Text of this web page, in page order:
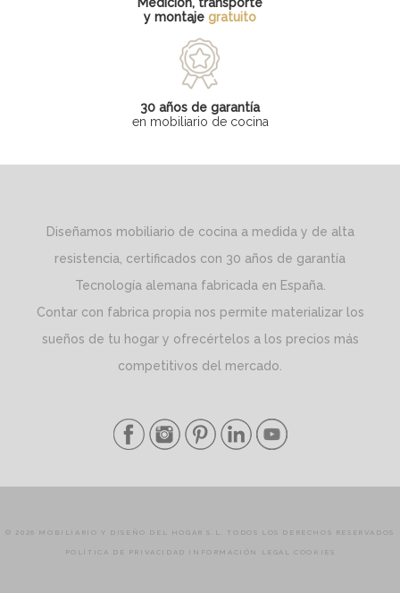
y montaje gratuito
30 años de garantía
en mobiliario de cocina
Diseñamos mobiliario de cocina a medida y de alta
resistencia, certificados con 30 años de garantía
Tecnología alemana fabricada en España.
Contar con fabrica propia nos permite materializar los
sueños de tu hogar y ofrecértelos a los precios más
competitivos del mercado.
© 2026 MOBILIARIO Y DISEÑO DEL HOGAR S.L. TODOS LOS DERECHOS RESERVADOS
POLÍTICA DE PRIVACIDAD INFORMACIÓN LEGAL COOKIES